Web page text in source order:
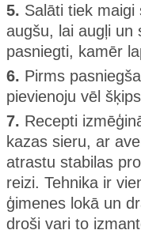
5. Salāti tiek
augšu, lai augļi un
pasniegti, kamēr
6. Pirms
pievienoju vēl
7. Recepti
kazas sieru, ar
atrastu stabilas
reizi. Tehnika ir
ģimenes lokā un
droši vari to